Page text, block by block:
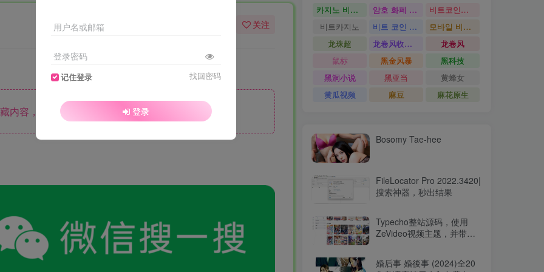
关注
内容，请登录后查看
카지노 비트코인 암호 화폐 카지노
비트코인카지노
비트카지노
비트 코인 온라인 카지노
모바일 비트 코인 카지노
龙珠超
龙卷风收音机
龙卷风
鼠标
黑金风暴
黑科技
黑洞小说
黑亚当
黄蜂女
黄瓜视频
麻豆 麻花原生
Bosomy Tae-hee
FileLocator Pro 2022.3420|
搜索神器，秒出结果
Typecho整站源码，使用
ZeVideo视频主题，并带有
婚后事 婚後事 (2024)全20
用户名或邮箱
登录密码
记住登录 找回密码
登录